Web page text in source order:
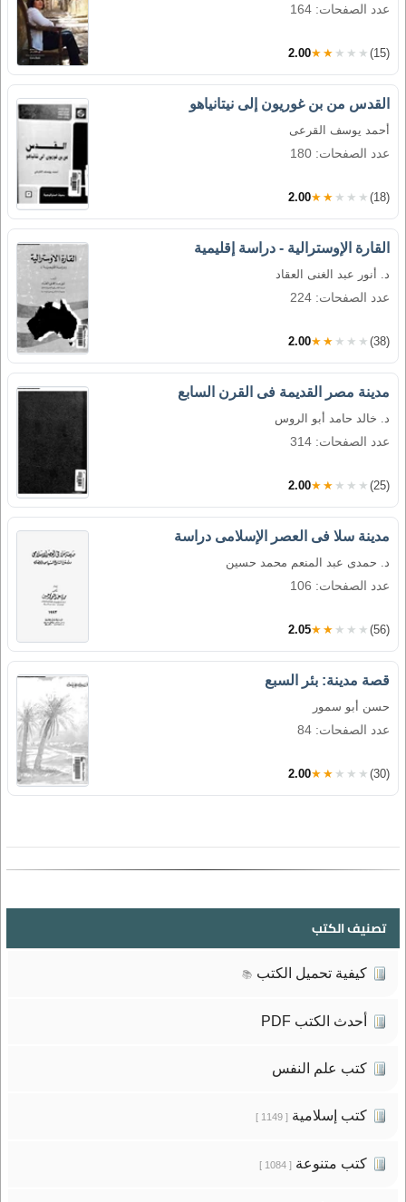
عدد الصفحات: 164
2.00★★★★★ (15)
القدس من بن غوريون إلى نيتانياهو
أحمد يوسف القرعى
عدد الصفحات: 180
2.00★★★★★ (18)
القارة الإوسترالية - دراسة إقليمية
د. أنور عبد الغنى العقاد
عدد الصفحات: 224
2.00★★★★★ (38)
مدينة مصر القديمة فى القرن السابع
د. خالد حامد أبو الروس
عدد الصفحات: 314
2.00★★★★★ (25)
مدينة سلا فى العصر الإسلامى دراسة
د. حمدى عبد المنعم محمد حسين
عدد الصفحات: 106
2.05★★★★★ (56)
قصة مدينة: بئر السبع
حسن أبو سمور
عدد الصفحات: 84
2.00★★★★★ (30)
تصنيف الكتب
كيفية تحميل الكتب 📚
أحدث الكتب PDF
كتب علم النفس
كتب إسلامية[ 1149 ]
كتب متنوعة[ 1084 ]